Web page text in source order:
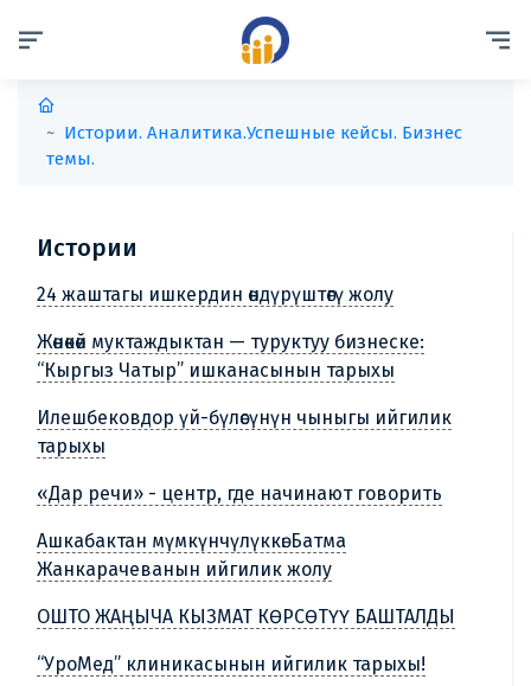
Истории. Аналитика.Успешные кейсы. Бизнес
темы.
Истории
24 жаштагы ишкердин өндүрүштөгү жолу
Жөнөкөй муктаждыктан — туруктуу бизнеске:
“Кыргыз Чатыр” ишканасынын тарыхы
Илешбековдор үй-бүлөсүнүн чыныгы ийгилик
тарыхы
«Дар речи» - центр, где начинают говорить
Ашкабактан мүмкүнчүлүккө: Батма
Жанкарачеванын ийгилик жолу
ОШТО ЖАҢЫЧА КЫЗМАТ КӨРСӨТҮҮ БАШТАЛДЫ
“УроМед” клиникасынын ийгилик тарыхы!